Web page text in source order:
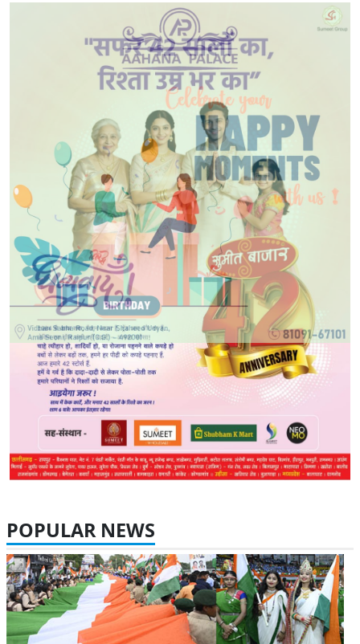
POPULAR NEWS
10 Aug 2026 30 Views
मुख्यमंत्री साय ने हाथ में तिरंगा थामकर किया भव्य तिरंगा यात्रा का नेतृत्व,
कहा - 140 करोड़ भारतीयों को एक सूत्र में बांधता है तिरंगा